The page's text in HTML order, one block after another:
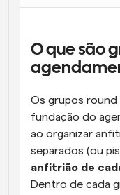
O que são
Os grupos
fundação do
ao organizar
separados (ou
anfitrião de
Dentro de cada